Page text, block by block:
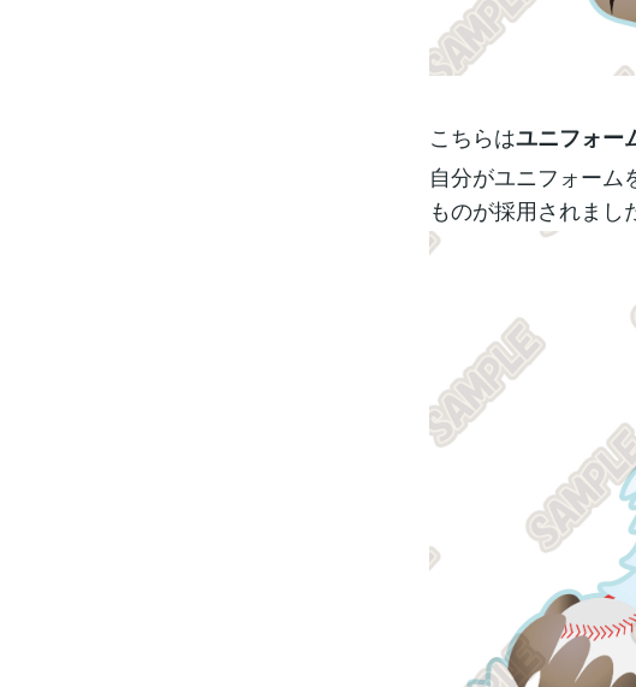
こちらはユニフォー
自分がユニフォーム
ものが採用されまし